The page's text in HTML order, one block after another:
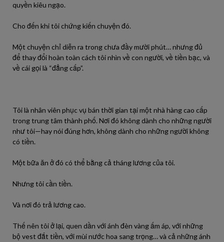
quyền kiêu ngạo.
Cho đến khi tôi chứng kiến chuyện đó.
Một chuyện chỉ diễn ra trong chưa đầy mười phút… nhưng đủ
để thay đổi hoàn toàn cách tôi nhìn về con người, về tiền bạc, và
về cái gọi là “đẳng cấp”.
Tôi là nhân viên phục vụ bán thời gian tại một nhà hàng cao cấp
trong trung tâm thành phố. Nơi đó không dành cho những người
như tôi—hay nói đúng hơn, không dành cho những người không
có tiền.
Một bữa ăn ở đó có thể bằng cả tháng lương của tôi.
Nhưng tôi cần tiền.
Và nơi đó trả lương cao.
Thế nên tôi ở lại, quen dần với ánh đèn vàng ấm áp, với những
bộ vest đắt tiền, với mùi nước hoa sang trọng… và cả những ánh